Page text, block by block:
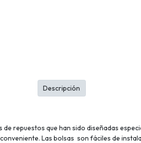
de repuestos que han sido diseñadas
Las bolsas son fáciles de
Descripción